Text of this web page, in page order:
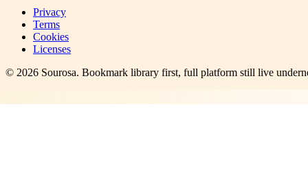
Privacy
Terms
Cookies
Licenses
© 2026 Sourosa. Bookmark library first, full platform still live